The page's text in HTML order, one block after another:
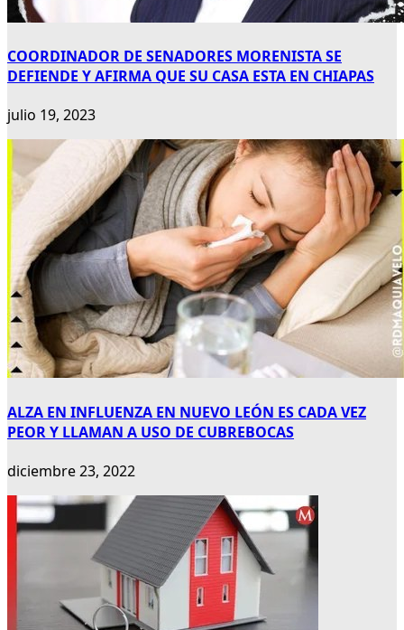
COORDINADOR DE SENADORES MORENISTA SE
DEFIENDE Y AFIRMA QUE SU CASA ESTA EN CHIAPAS
julio 19, 2023
ALZA EN INFLUENZA EN NUEVO LEÓN ES CADA VEZ
PEOR Y LLAMAN A USO DE CUBREBOCAS
diciembre 23, 2022